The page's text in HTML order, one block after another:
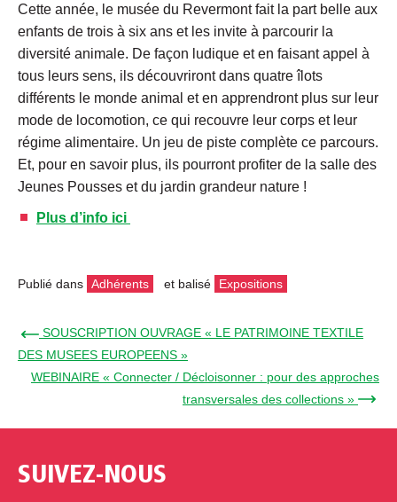
Cette année, le musée du Revermont fait la part belle aux
enfants de trois à six ans et les invite à parcourir la
diversité animale. De façon ludique et en faisant appel à
tous leurs sens, ils découvriront dans quatre îlots
différents le monde animal et en apprendront plus sur leur
mode de locomotion, ce qui recouvre leur corps et leur
régime alimentaire. Un jeu de piste complète ce parcours.
Et, pour en savoir plus, ils pourront profiter de la salle des
Jeunes Pousses et du jardin grandeur nature !
Plus d’info ici
Publié dans Adhérents et balisé Expositions
← SOUSCRIPTION OUVRAGE « LE PATRIMOINE TEXTILE
DES MUSEES EUROPEENS »
WEBINAIRE « Connecter / Décloisonner : pour des approches
transversales des collections » →
SUIVEZ-NOUS